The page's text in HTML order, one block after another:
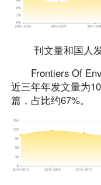
刊文量和国人
Frontiers Of
近三年年发文量为
篇，占比约67%。